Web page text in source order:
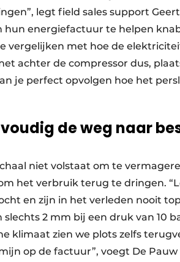
legt field sales support
energiefactuur te helpen
vergelijken met hoe de
achter de compressor dus,
je perfect opvolgen hoe het
de weg naar
niet volstaat om te
het verbruik terug te dringen.
en zijn in het verleden nooit
2 mm bij een druk van 10
klimaat zien we plots zelfs
op de factuur”, voegt De Pauw